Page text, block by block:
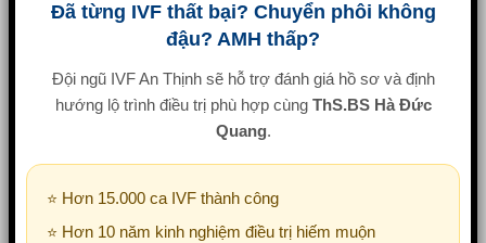
Đã từng IVF thất bại? Chuyển phôi không
đậu? AMH thấp?
Đội ngũ IVF An Thịnh sẽ hỗ trợ đánh giá hồ sơ và định
hướng lộ trình điều trị phù hợp cùng ThS.BS Hà Đức
Quang.
⭐ Hơn 15.000 ca IVF thành công
⭐ Hơn 10 năm kinh nghiệm điều trị hiếm muộn